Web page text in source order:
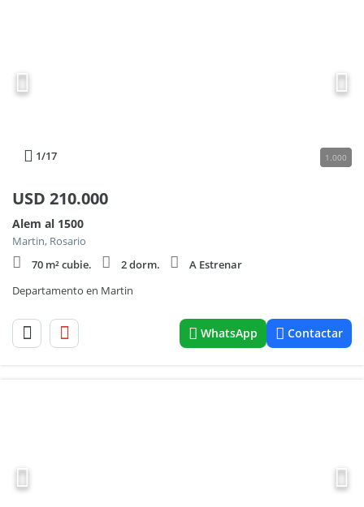
1/17 1.000
USD 210.000
Alem al 1500
Martin, Rosario
70 m² cubie.
2 dorm.
A Estrenar
Departamento en Martin
WhatsApp Contactar